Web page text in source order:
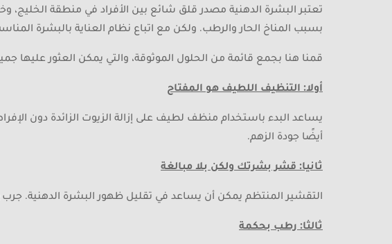
تعتبر البشرة الدهنية مصدر قلق شائع بين الأفراد في منطقة الخليج،
بسبب المناخ الحار والرطب. ولكن مع اتباع نظام العناية بالبشرة
قمنا هنا بجمع قائمة من الحلول الموثوقة، والتي يمكن العثور
أولا: التنظيف اللطيف هو المفتاح
يساعد البدء باستخدام منظف لطيف على إزالة الزيوت الزائدة دون
أيضًا جودة الزهم.
ثانيا: قشر بشرتك ولكن بلا مبالغة
التقشير المنتظم يمكن أن يساعد في تقليل ظهور البشرة الدهنية. جرب
ثالثا: رطب بحكمة